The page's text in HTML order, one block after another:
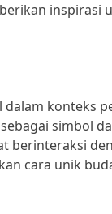
inspirasi
konteks
simbol
berinteraksi
cara unik